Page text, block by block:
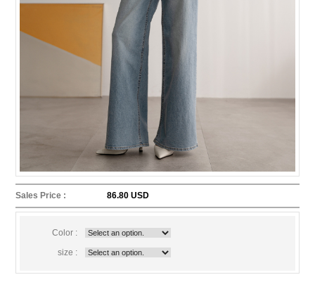
Sales Price : 86.80 USD
Color :
size :